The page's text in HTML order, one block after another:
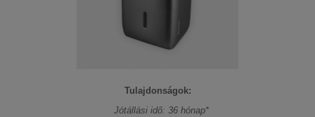
Tulajdonságok:
Jótállási idő: 36 hónap*